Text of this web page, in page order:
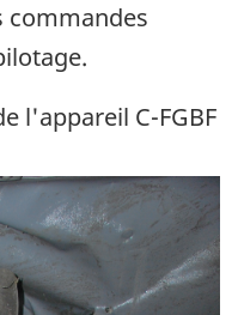
commandes
l'appareil C-FGBF